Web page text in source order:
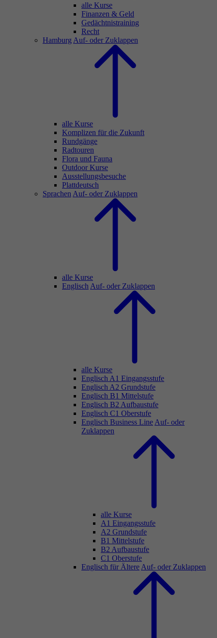
alle Kurse
Finanzen & Geld
Gedächtnistraining
Recht
Hamburg Auf- oder Zuklappen
alle Kurse
Komplizen für die Zukunft
Rundgänge
Radtouren
Flora und Fauna
Outdoor Kurse
Ausstellungsbesuche
Plattdeutsch
Sprachen Auf- oder Zuklappen
alle Kurse
Englisch Auf- oder Zuklappen
alle Kurse
Englisch A1 Eingangsstufe
Englisch A2 Grundstufe
Englisch B1 Mittelstufe
Englisch B2 Aufbaustufe
Englisch C1 Oberstufe
Englisch Business Line Auf- oder
Zuklappen
alle Kurse
A1 Eingangsstufe
A2 Grundstufe
B1 Mittelstufe
B2 Aufbaustufe
C1 Oberstufe
Englisch für Ältere Auf- oder Zuklappen